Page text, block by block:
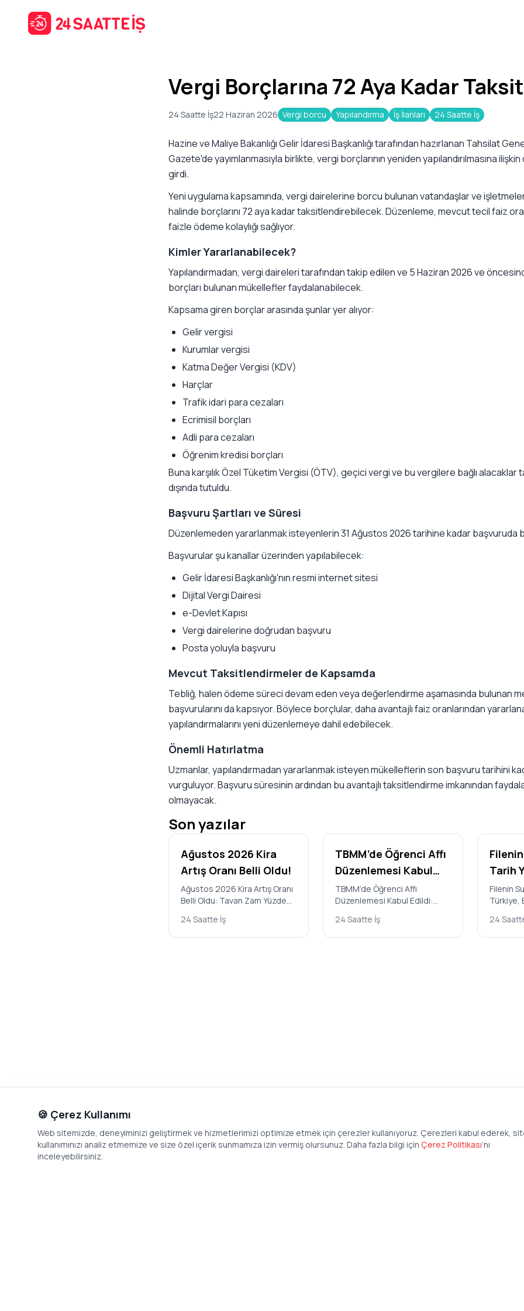
Vergi Borçlarına 72 Aya Kadar
24 Saatte İş22 Haziran 2026 Vergi borcu Yapılandırma İş İlanları 24 Saatte İş
Hazine ve Maliye Bakanlığı Gelir İdaresi Başkanlığı tarafından hazırlanan Tahsilat
Gazete'de yayımlanmasıyla birlikte, vergi borçlarının yeniden yapılandırılmasına
girdi.
Yeni uygulama kapsamında, vergi dairelerine borcu bulunan vatandaşlar ve
halinde borçlarını 72 aya kadar taksitlendirebilecek. Düzenleme, mevcut tecil faiz
faizle ödeme kolaylığı sağlıyor.
Kimler Yararlanabilecek?
Yapılandırmadan, vergi daireleri tarafından takip edilen ve 5 Haziran 2026 ve
borçları bulunan mükellefler faydalanabilecek.
Kapsama giren borçlar arasında şunlar yer alıyor:
Gelir vergisi
Kurumlar vergisi
Katma Değer Vergisi (KDV)
Harçlar
Trafik idari para cezaları
Ecrimisil borçları
Adli para cezaları
Öğrenim kredisi borçları
Buna karşılık Özel Tüketim Vergisi (ÖTV), geçici vergi ve bu vergilere bağlı alacaklar
dışında tutuldu.
Başvuru Şartları ve Süresi
Düzenlemeden yararlanmak isteyenlerin 31 Ağustos 2026 tarihine kadar başvuruda
Başvurular şu kanallar üzerinden yapılabilecek:
Gelir İdaresi Başkanlığı'nın resmi internet sitesi
Dijital Vergi Dairesi
e-Devlet Kapısı
Vergi dairelerine doğrudan başvuru
Posta yoluyla başvuru
Mevcut Taksitlendirmeler de Kapsamda
Tebliğ, halen ödeme süreci devam eden veya değerlendirme aşamasında bulunan
başvurularını da kapsıyor. Böylece borçlular, daha avantajlı faiz oranlarından
yapılandırmalarını yeni düzenlemeye dahil edebilecek.
Önemli Hatırlatma
Uzmanlar, yapılandırmadan yararlanmak isteyen mükelleflerin son başvuru tarihini
vurguluyor. Başvuru süresinin ardından bu avantajlı taksitlendirme imkanından
olmayacak.
Son yazılar
Ağustos 2026 Kira
Artış Oranı Belli Oldu!
Ağustos 2026 Kira Artış Oranı
Belli Oldu: Tavan Zam Yüzde
31,90 Türkiye İstatistik
Kurumu’nun (TÜİK) açıkladığı
Temmuz 2…
24 Saatte İş
TBMM’de Öğrenci Affı
Düzenlemesi Kabul
Edildi: Kimler
Yararlanabilecek,
Hangi Cezalar
Geliyor?
TBMM’de Öğrenci Affı
Düzenlemesi Kabul Edildi:
Kimler Yararlanabilecek, Hangi
Cezalar Geliyor? Türkiye
Büyük Millet Mecl…
24 Saatte İş
Tarih
2026
Filenin
Türkiye,
2026
V…
24
🍪 Çerez Kullanımı
Web sitemizde, deneyiminizi geliştirmek ve hizmetlerimizi optimize etmek için çerezler kullanıyoruz. Çerezleri kabul ederek,
kullanımınızı analiz etmemize ve size özel içerik sunmamıza izin vermiş olursunuz. Daha fazla bilgi için Çerez Politikası’nı
inceleyebilirsiniz.